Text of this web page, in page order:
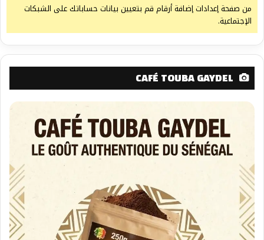
من صفحة إعدادات إضافة أرقام قم بتعيين بيانات حساباتك على الشبكات
الإجتماعية.
CAFÉ TOUBA GAYDEL